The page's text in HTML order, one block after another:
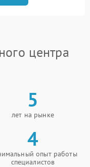
центра
5
лет на рынке
4
опыт работы
специалистов